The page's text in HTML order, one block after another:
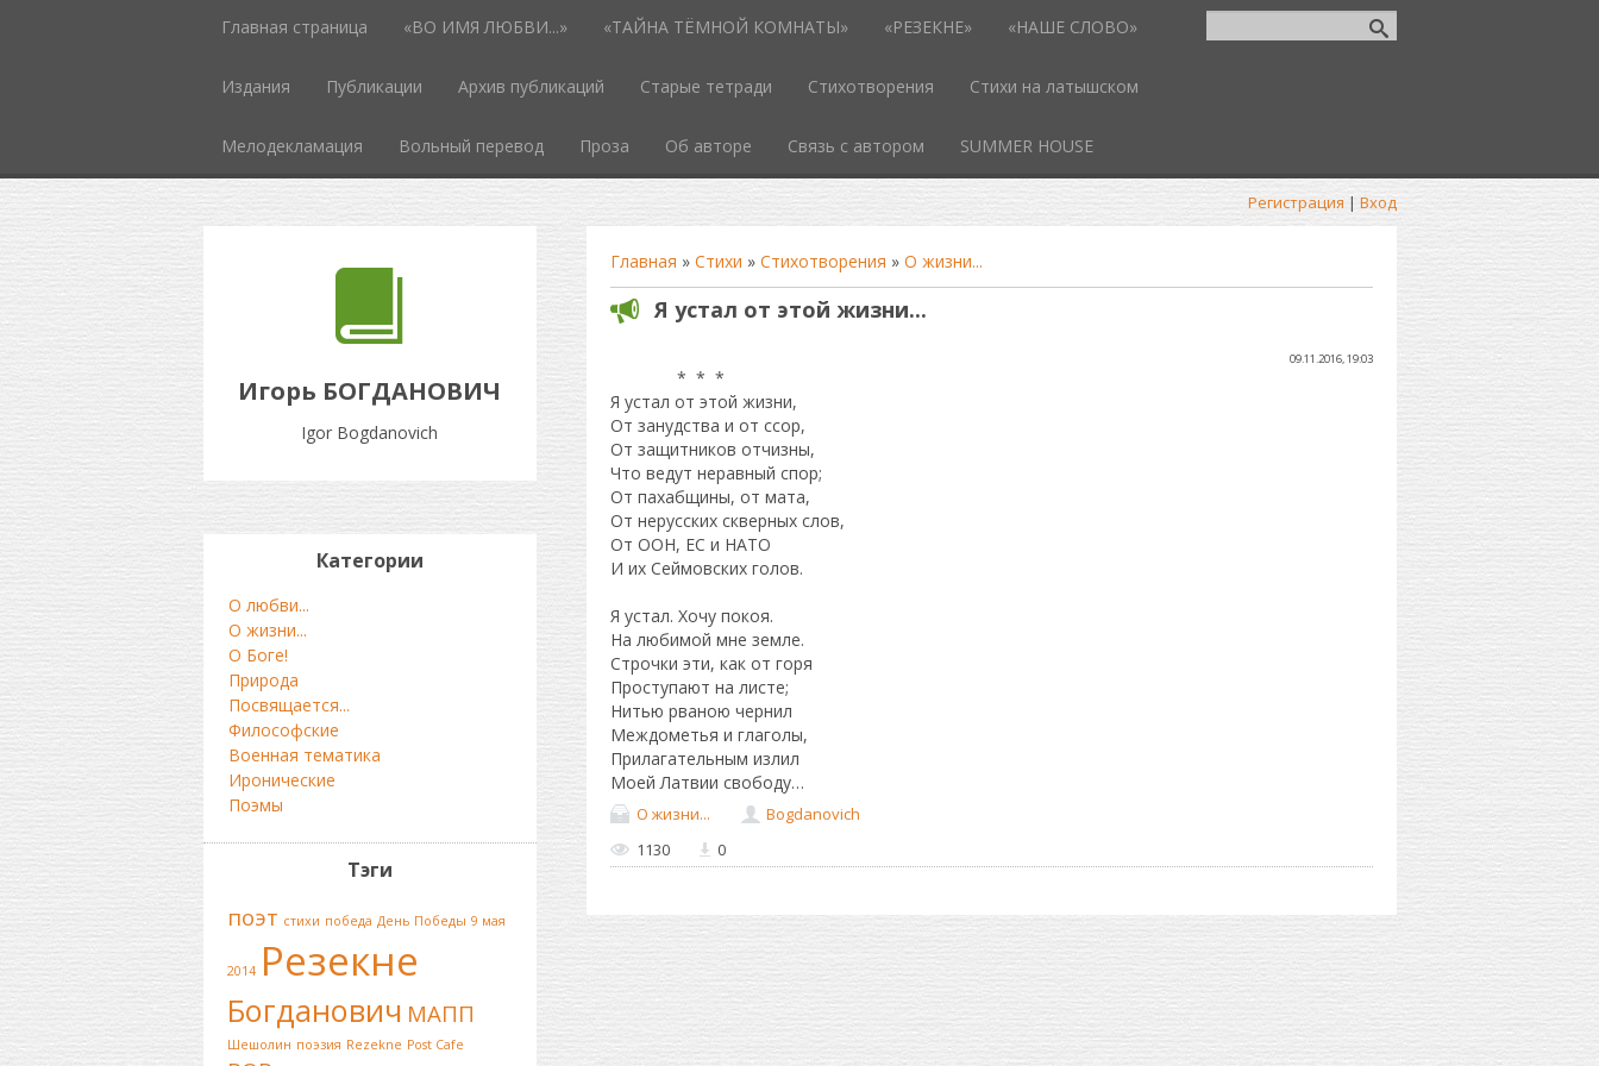
Главная страница «ВО ИМЯ ЛЮБВИ...» «ТАЙНА ТЁМНОЙ КОМНАТЫ» «РЕЗЕКНЕ» «НАШЕ СЛОВО»
Издания Публикации Архив публикаций Старые тетради Стихотворения Стихи на латышском
Мелодекламация Вольный перевод Проза Об авторе Связь с автором SUMMER HOUSE
Регистрация | Вход
Игорь БОГДАНОВИЧ
Igor Bogdanovich
Главная » Стихи » Стихотворения » О жизни...
Я устал от этой жизни...
09.11.2016, 19:03
* * *
Я устал от этой жизни,
От занудства и от ссор,
От защитников отчизны,
Что ведут неравный спор;
От пахабщины, от мата,
От нерусских скверных слов,
От ООН, ЕС и НАТО
И их Сеймовских голов.
Я устал. Хочу покоя.
На любимой мне земле.
Строчки эти, как от горя
Проступают на листе;
Нитью рваною чернил
Междометья и глаголы,
Прилагательным излил
Моей Латвии свободу…
О жизни...
Bogdanovich
1130
0
Категории
О любви...
О жизни...
О Боге!
Природа
Посвящается...
Философские
Военная тематика
Иронические
Поэмы
Тэги
поэт стихи победа День Победы 9 мая
2014 Резекне
Богданович МАПП
Шешолин поэзия Rezekne Post Cafe